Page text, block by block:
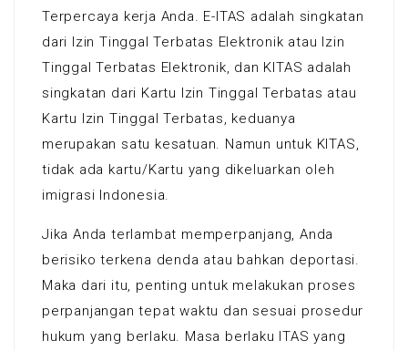
Terpercaya kerja Anda. E-ITAS adalah singkatan
dari Izin Tinggal Terbatas Elektronik atau Izin
Tinggal Terbatas Elektronik, dan KITAS adalah
singkatan dari Kartu Izin Tinggal Terbatas atau
Kartu Izin Tinggal Terbatas, keduanya
merupakan satu kesatuan. Namun untuk KITAS,
tidak ada kartu/Kartu yang dikeluarkan oleh
imigrasi Indonesia.
Jika Anda terlambat memperpanjang, Anda
berisiko terkena denda atau bahkan deportasi.
Maka dari itu, penting untuk melakukan proses
perpanjangan tepat waktu dan sesuai prosedur
hukum yang berlaku. Masa berlaku ITAS yang